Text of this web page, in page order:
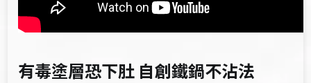
有毒塗層恐下肚 自創鐵鍋不沾法